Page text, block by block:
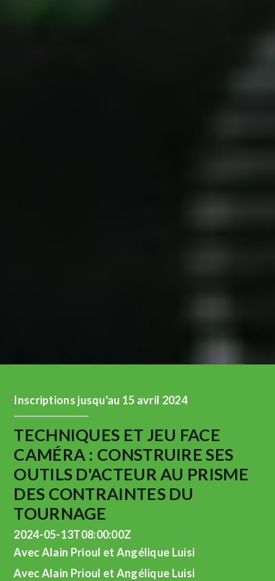
Inscriptions jusqu'au 15 avril 2024
TECHNIQUES ET JEU FACE
CAMÉRA : CONSTRUIRE SES
OUTILS D'ACTEUR AU PRISME
DES CONTRAINTES DU
TOURNAGE
2024-05-13T08:00:00Z
Avec Alain Prioul et Angélique Luisi
Avec Alain Prioul et Angélique Luisi